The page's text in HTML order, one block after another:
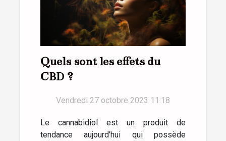
Quels sont les effets du
CBD ?
Vendredi 27 octobre 2023 11:18
Le cannabidiol est un produit de
tendance aujourd’hui qui possède